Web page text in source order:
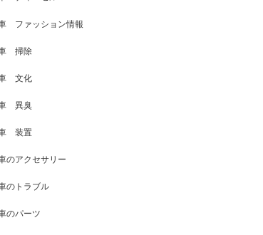
ファッション情報
掃除
文化
異臭
装置
のアクセサリー
のトラブル
のパーツ